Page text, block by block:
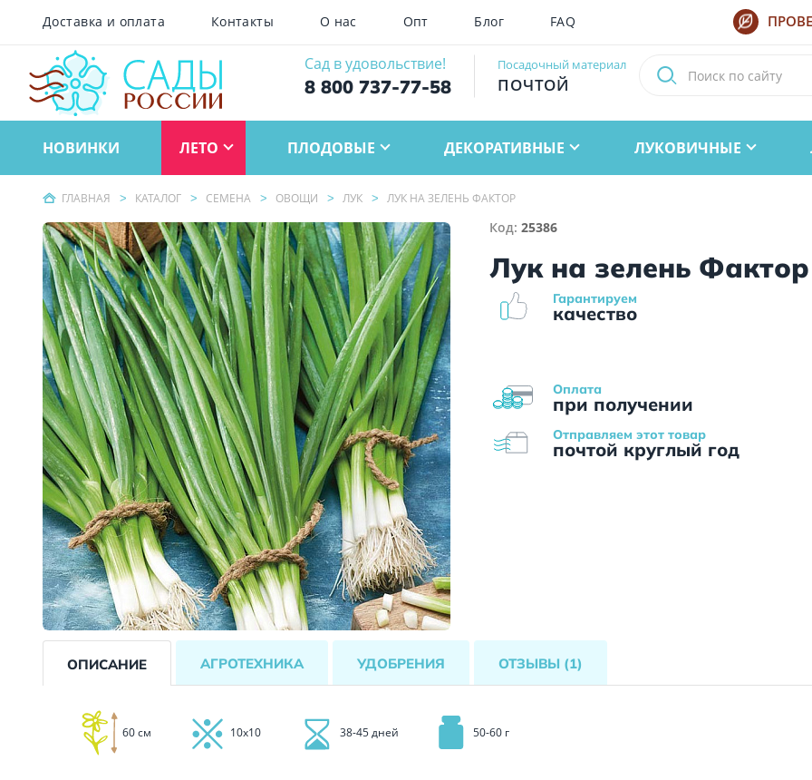
Доставка и оплата Контакты О нас Опт Блог FAQ
Сад в удовольствие!
8 800 737-77-58
Посадочный материал
ПОЧТОЙ
НОВИНКИ ЛЕТО ПЛОДОВЫЕ ДЕКОРАТИВНЫЕ ЛУКОВИЧНЫЕ
ГЛАВНАЯ КАТАЛОГ СЕМЕНА ОВОЩИ ЛУК ЛУК НА ЗЕЛЕНЬ ФАКТОР
Код:25386
Лук на зелень Фактор
Оплата
при получении
Гарантируем
качество
Отправляем этот товар
почтой круглый год
ОПИСАНИЕ АГРОТЕХНИКА УДОБРЕНИЯ ОТЗЫВЫ (1)
60 см 10х10 38-45 дней 50-60 г